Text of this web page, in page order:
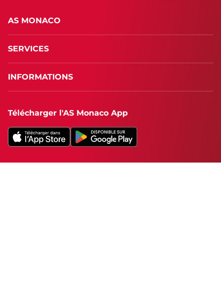
AS MONACO
SERVICES
INFORMATIONS
Télécharger l'AS Monaco App